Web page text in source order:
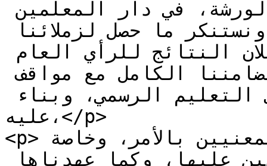
والرسمي ،والمشاركين في هذه الورشة، في دار المعلمين
ومعاقبة الفاعلين، ونعلن تضامننا الكامل مع مواقف
عليه،</p>
<p>نتوجه بكتابنا هذا إلى المعنيين بالأمر، وخاصة